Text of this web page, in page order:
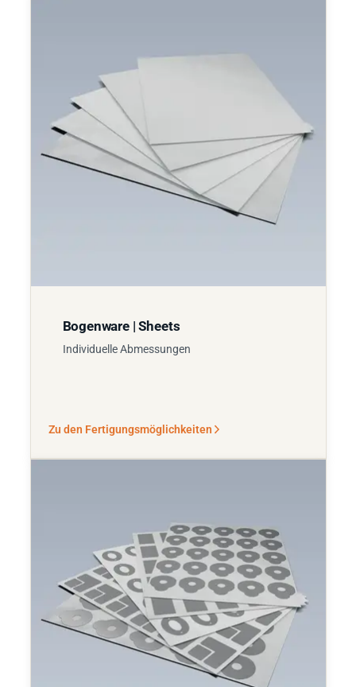
Bogenware | Sheets
Individuelle Abmessungen
Zu den Fertigungsmöglichkeiten